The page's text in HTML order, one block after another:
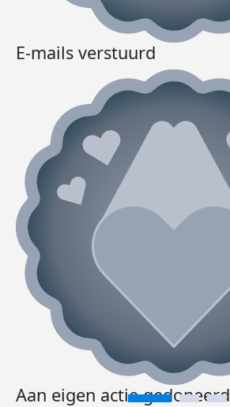
E-mails verstuurd
Aan eigen actie gedoneerd